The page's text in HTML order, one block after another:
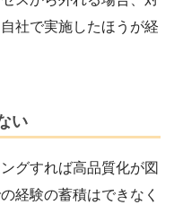
社で実施したほうが経
い
グすれば高品質化が図
経験の蓄積はできなく